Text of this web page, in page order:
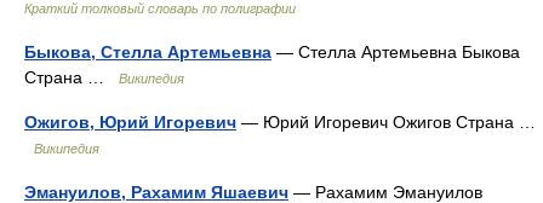
Краткий толковый словарь по полиграфии
Быкова, Стелла Артемьевна — Стелла Артемьевна Быкова
Страна …
Википедия
Ожигов, Юрий Игоревич — Юрий Игоревич Ожигов Страна …
Википедия
Эмануилов, Рахамим Яшаевич — Рахамим Эмануилов